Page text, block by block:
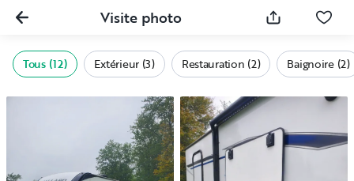
Visite photo
Tous (12) Extérieur (3) Restauration (2) Baignoire (2)